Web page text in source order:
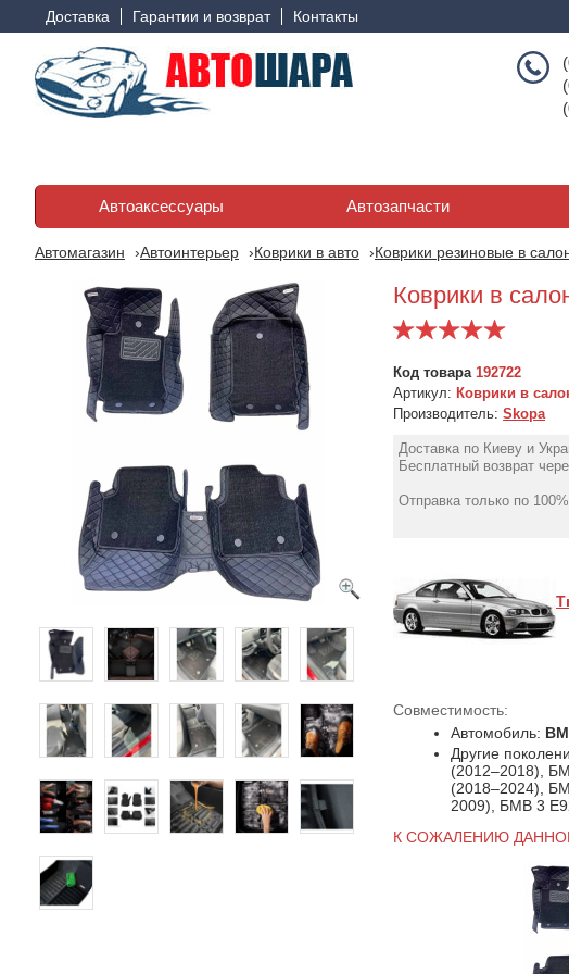
Доставка Гарантии и возврат Контакты
Автоаксессуары Автозапчасти
Автомагазин Автоинтерьер Коврики в авто Коврики резиновые в
Коврики в
Код товара 192722
Артикул: Коврики в
Производитель: Skopa
Доставка по Киеву и
Бесплатный возврат
Отправка только по
Совместимость:
Автомобиль:
Другие
(2012–2018),
(2018–2024),
2009), БМВ 3
К СОЖАЛЕНИЮ